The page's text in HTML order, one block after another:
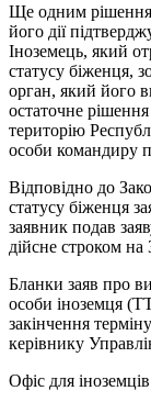
Ще одним
його дії
Іноземець, який
статусу біженця,
орган, який його
остаточне
територію
особи командиру
Відповідно до
статусу біженця
заявник подав
дійсне строком на
Бланки заяв про
особи іноземця
закінчення
керівнику
Офіс для іноземців